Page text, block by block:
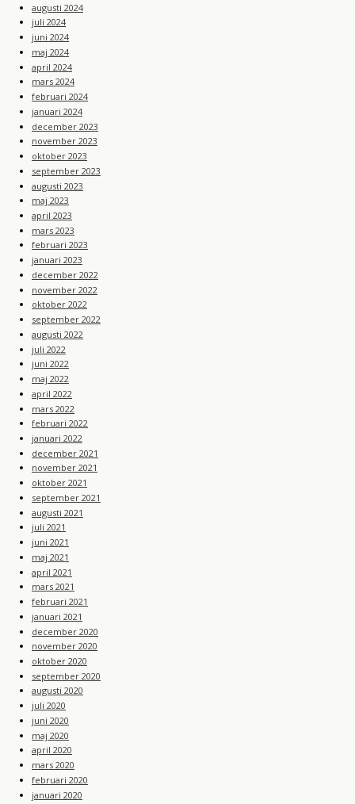
augusti 2024
juli 2024
juni 2024
maj 2024
april 2024
mars 2024
februari 2024
januari 2024
december 2023
november 2023
oktober 2023
september 2023
augusti 2023
maj 2023
april 2023
mars 2023
februari 2023
januari 2023
december 2022
november 2022
oktober 2022
september 2022
augusti 2022
juli 2022
juni 2022
maj 2022
april 2022
mars 2022
februari 2022
januari 2022
december 2021
november 2021
oktober 2021
september 2021
augusti 2021
juli 2021
juni 2021
maj 2021
april 2021
mars 2021
februari 2021
januari 2021
december 2020
november 2020
oktober 2020
september 2020
augusti 2020
juli 2020
juni 2020
maj 2020
april 2020
mars 2020
februari 2020
januari 2020